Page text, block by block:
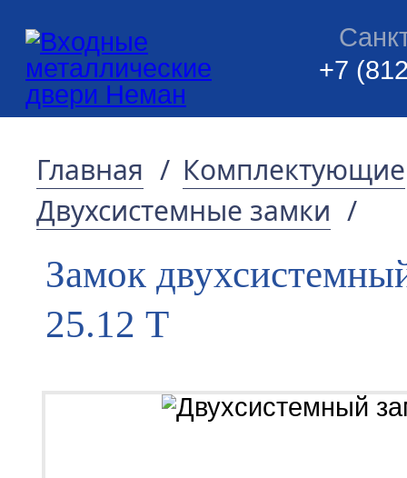
+7
Главная / Комплектующие
Двухсистемные замки /
Замок
25.12 T